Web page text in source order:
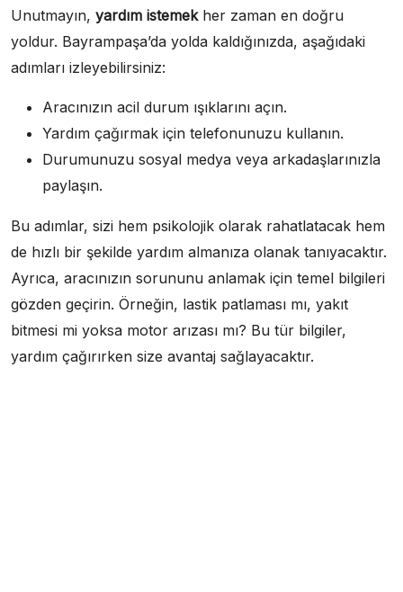
Unutmayın, yardım istemekher zaman en doğru
yoldur. Bayrampaşa’da yolda kaldığınızda, aşağıdaki
adımları izleyebilirsiniz:
Aracınızın acil durum ışıklarını açın.
Yardım çağırmak için telefonunuzu kullanın.
Durumunuzu sosyal medya veya arkadaşlarınızla
paylaşın.
Bu adımlar, sizi hem psikolojik olarak rahatlatacak hem
de hızlı bir şekilde yardım almanıza olanak tanıyacaktır.
Ayrıca, aracınızın sorununu anlamak için temel bilgileri
gözden geçirin. Örneğin, lastik patlaması mı, yakıt
bitmesi mi yoksa motor arızası mı? Bu tür bilgiler,
yardım çağırırken size avantaj sağlayacaktır.